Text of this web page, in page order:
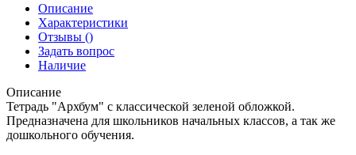
Описание
Характеристики
Отзывы ()
Задать вопрос
Наличие
Описание
Тетрадь "Архбум" с классической зеленой обложкой.
Предназначена для школьников начальных классов, а так же
дошкольного обучения.